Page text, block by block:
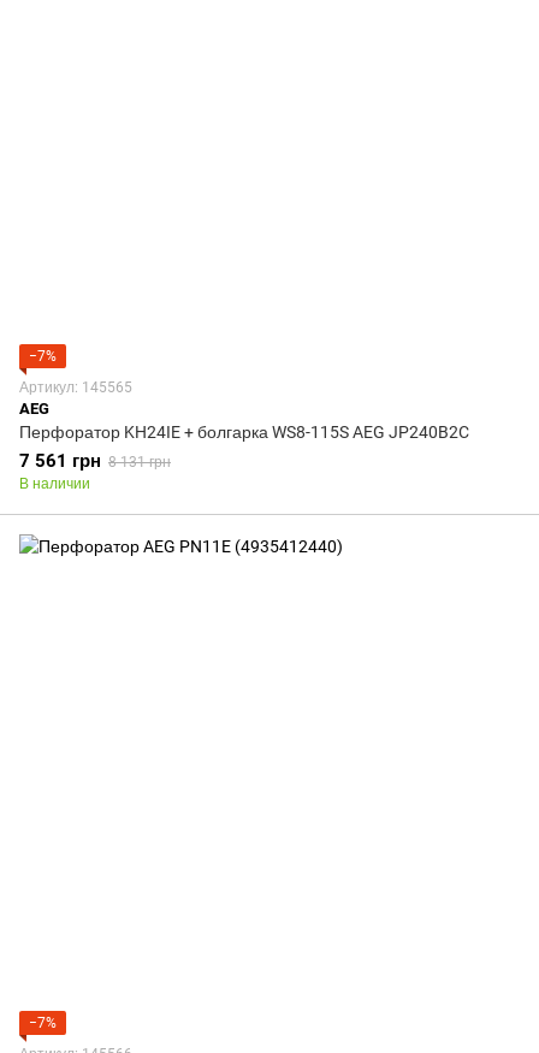
−7%
Артикул: 145565
AEG
Перфоратор KH24IE + болгарка WS8-115S AEG JP240B2C
7 561 грн 8 131 грн
В наличии
−7%